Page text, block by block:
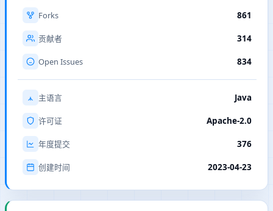
Forks 861
贡献者 314
Open Issues 834
主语言 Java
许可证 Apache-2.0
年度提交 376
创建时间 2023-04-23